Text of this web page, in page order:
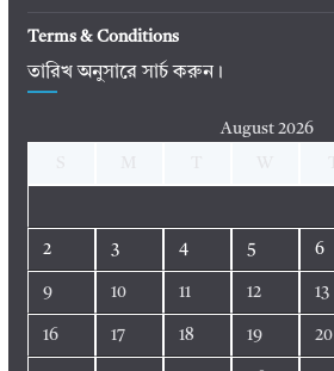
Terms & Conditions
তারিখ অনুসারে সার্চ করুন।
August 2026
2 3 4 5 6
9 10 11 12 13
16 17 18 19 20